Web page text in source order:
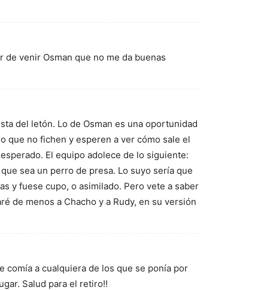
venir Osman que no me da buenas
del letón. Lo de Osman es una oportunidad
que no fichen y esperen a ver cómo sale el
El equipo adolece de lo siguiente:
sea un perro de presa. Lo suyo sería que
y fuese cupo, o asimilado. Pero vete a saber
de menos a Chacho y a Rudy, en su versión
comía a cualquiera de los que se ponía por
Salud para el retiro!!